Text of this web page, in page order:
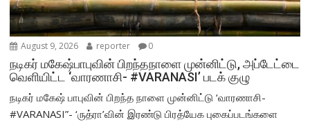
August 9, 2026 reporter 0
நடிகர் மகேஷ்பாபுவின் பிறந்தநாளை முன்னிட்டு, அப்டேட்டை
வெளியிட்ட ‘வாரணாசி- #VARANASI’ படக் குழு
நடிகர் மகேஷ் பாபுவின் பிறந்த நாளை முன்னிட்டு ‘வாரணாசி-
#VARANASI”- ‘ருத்ரா’வின் இரண்டு பிரத்யேக புகைப்படங்களை